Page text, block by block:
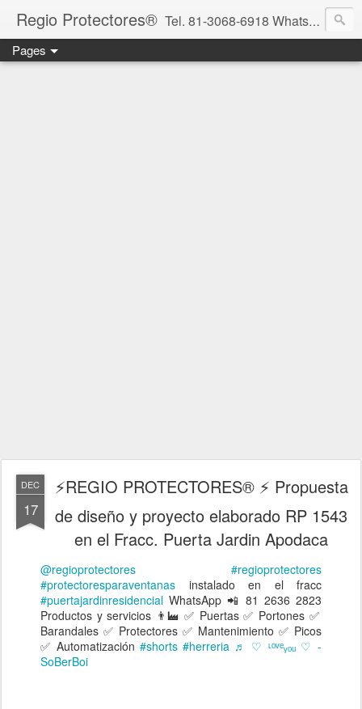
Regio Protectores® Tel. 81-3068-6918 WhatsApp 81-2636-2823 / 33-1145-3780 cotizacionregioprotectores@gmail.com / regioprotectores@gmail.com https://www.facebook.com/RegioProtectores/
Pages
DEC
17
⚡REGIO PROTECTORES® ⚡ Propuesta
de diseño y proyecto elaborado RP 1543
en el Fracc. Puerta Jardin Apodaca
@regioprotectores
#regioprotectores
#protectoresparaventanas instalado en el fracc
#puertajardinresidencial WhatsApp 📲 81 2636 2823
Productos y servicios 👨‍🏭 ✅ Puertas ✅ Portones ✅
Barandales ✅ Protectores ✅ Mantenimiento ✅ Picos
✅ Automatización #shorts #herreria ♬ ♡ ᶫᵒᵛᵉᵧₒᵤ ♡ -
SoBerBoi